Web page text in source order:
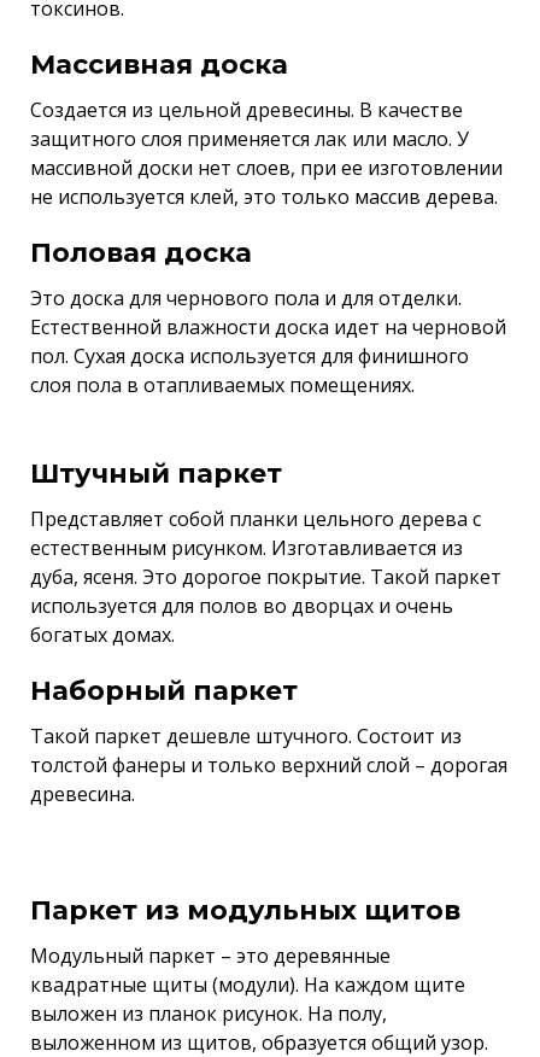
токсинов.
Массивная доска
Создается из цельной древесины. В качестве
защитного слоя применяется лак или масло. У
массивной доски нет слоев, при ее изготовлении
не используется клей, это только массив дерева.
Половая доска
Это доска для чернового пола и для отделки.
Естественной влажности доска идет на черновой
пол. Сухая доска используется для финишного
слоя пола в отапливаемых помещениях.
Штучный паркет
Представляет собой планки цельного дерева с
естественным рисунком. Изготавливается из
дуба, ясеня. Это дорогое покрытие. Такой паркет
используется для полов во дворцах и очень
богатых домах.
Наборный паркет
Такой паркет дешевле штучного. Состоит из
толстой фанеры и только верхний слой – дорогая
древесина.
Паркет из модульных щитов
Модульный паркет – это деревянные
квадратные щиты (модули). На каждом щите
выложен из планок рисунок. На полу,
выложенном из щитов, образуется общий узор.